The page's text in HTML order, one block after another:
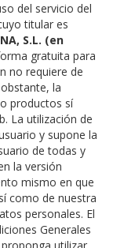
del servicio del
titular es
S.L. (en
gratuita para
no requiere de
la
productos sí
La utilización de
y supone la
de todas y
la versión
mismo en que
como de nuestra
personales. El
Generales